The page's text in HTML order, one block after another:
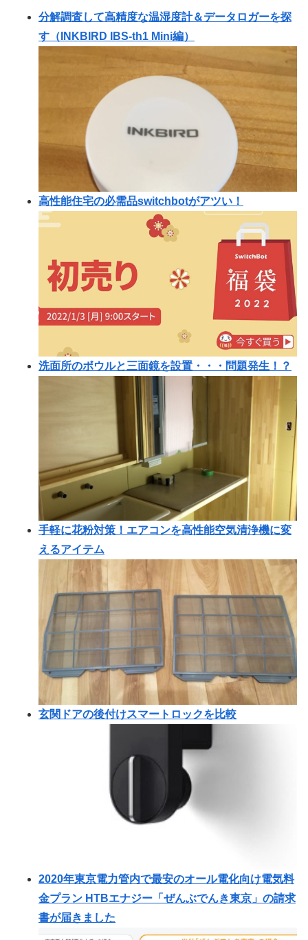
分解調査して高精度な温湿度計＆データロガーを探
す（INKBIRD IBS-th1 Mini編）
高性能住宅の必需品switchbotがアツい！
洗面所のボウルと三面鏡を設置・・・問題発生！？
手軽に花粉対策！エアコンを高性能空気清浄機に変
えるアイテム
玄関ドアの後付けスマートロックを比較
2020年東京電力管内で最安のオール電化向け電気料
金プラン HTBエナジー「ぜんぶでんき東京」の請求
書が届きました